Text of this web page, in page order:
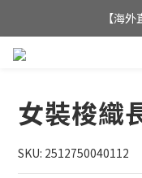
全店滿
【海
女裝梭織
SKU: 2512750040112